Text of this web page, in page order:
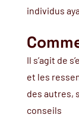
individus
Il s’agit de
et les
des autres,
conseils